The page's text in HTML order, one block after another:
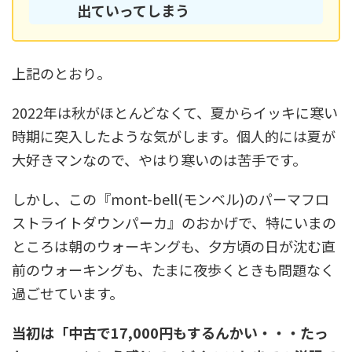
出ていってしまう
上記のとおり。
2022年は秋がほとんどなくて、夏からイッキに寒い
時期に突入したような気がします。個人的には夏が
大好きマンなので、やはり寒いのは苦手です。
しかし、この『mont-bell(モンベル)のパーマフロ
ストライトダウンパーカ』のおかげで、特にいまの
ところは朝のウォーキングも、夕方頃の日が沈む直
前のウォーキングも、たまに夜歩くときも問題なく
過ごせています。
当初は「中古で17,000円もするんかい・・・たっ